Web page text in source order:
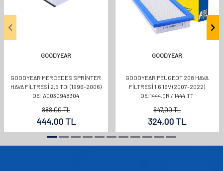
GOODYEAR
GOODYEAR MERCEDES SPRINTER
HAVA FILTRESI 2,5 TDI (1996-2006)
OE: A0030948304
888,00TL
444,00TL
GOODYEAR
GOODYEAR PEUGEOT 208 HAVA
FILTRESI 1.6 16V (2007-2022)
OE:1444.QR / 1444.TT
647,00TL
324,00 TL